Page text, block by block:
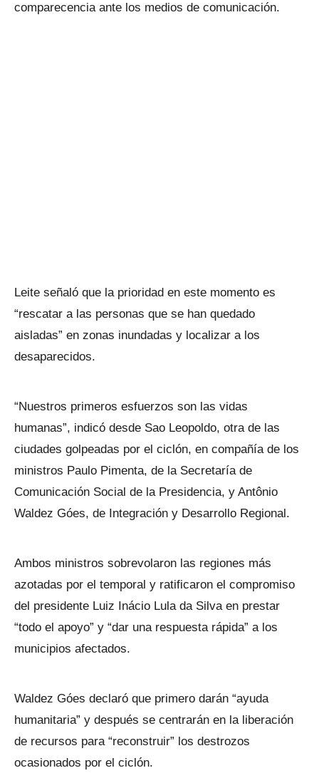
comparecencia ante los medios de comunicación.
Leite señaló que la prioridad en este momento es
“rescatar a las personas que se han quedado
aisladas” en zonas inundadas y localizar a los
desaparecidos.
“Nuestros primeros esfuerzos son las vidas
humanas”, indicó desde Sao Leopoldo, otra de las
ciudades golpeadas por el ciclón, en compañía de los
ministros Paulo Pimenta, de la Secretaría de
Comunicación Social de la Presidencia, y Antônio
Waldez Góes, de Integración y Desarrollo Regional.
Ambos ministros sobrevolaron las regiones más
azotadas por el temporal y ratificaron el compromiso
del presidente Luiz Inácio Lula da Silva en prestar
“todo el apoyo” y “dar una respuesta rápida” a los
municipios afectados.
Waldez Góes declaró que primero darán “ayuda
humanitaria” y después se centrarán en la liberación
de recursos para “reconstruir” los destrozos
ocasionados por el ciclón.